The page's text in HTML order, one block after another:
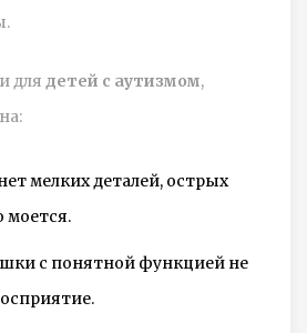
для детей с аутизмом,
мелких деталей, острых
моется.
с понятной функцией не